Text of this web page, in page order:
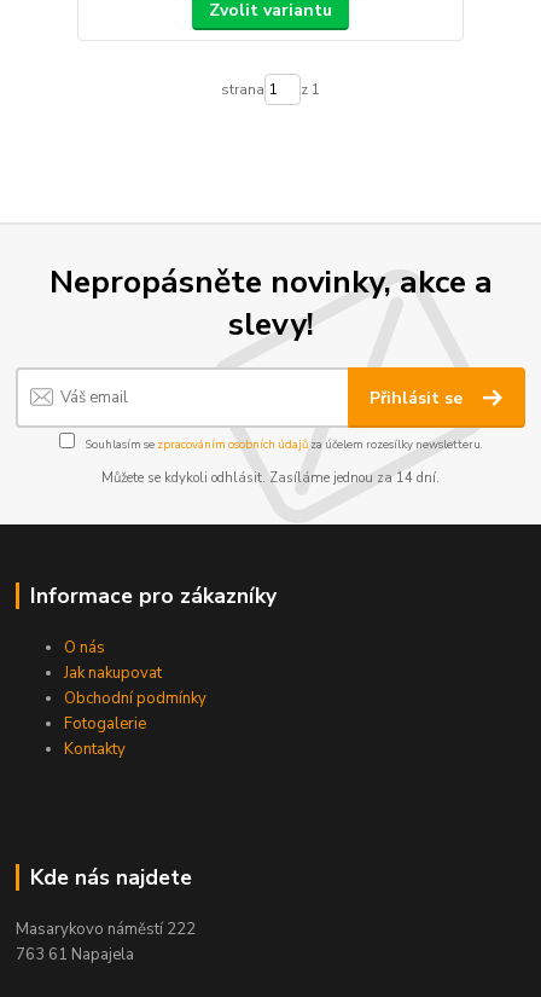
Zvolit variantu
strana z 1
Nepropásněte novinky, akce a
slevy!
Přihlásit se
Souhlasím se zpracováním osobních údajůza účelem rozesílky newsletteru.
Můžete se kdykoli odhlásit. Zasíláme jednou za 14 dní.
Informace pro zákazníky
O nás
Jak nakupovat
Obchodní podmínky
Fotogalerie
Kontakty
Kde nás najdete
Masarykovo náměstí 222
763 61 Napajela